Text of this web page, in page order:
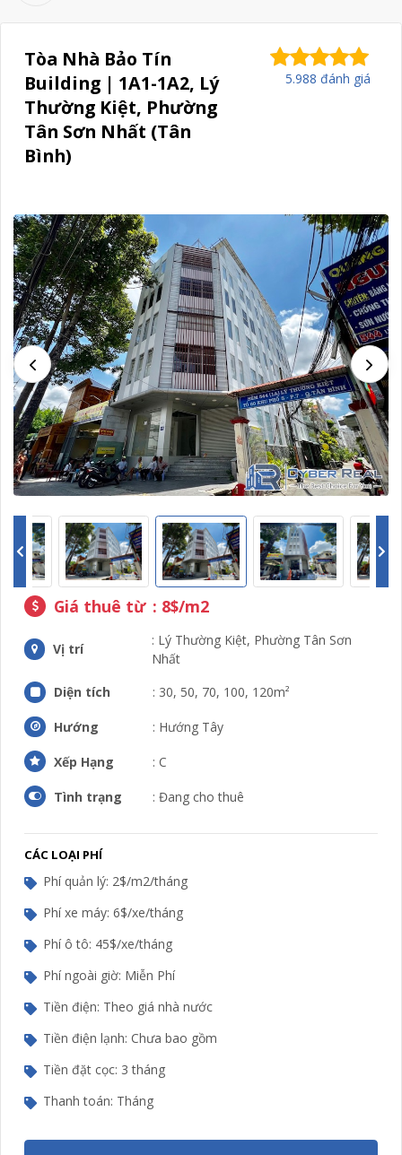
Tòa Nhà Bảo Tín
Building | 1A1-1A2, Lý
Thường Kiệt, Phường
Tân Sơn Nhất (Tân
Bình)
5.988 đánh giá
Giá thuê từ : 8$/m2
Vị trí
: Lý Thường Kiệt, Phường Tân Sơn
Nhất
Diện tích
: 30, 50, 70, 100, 120m²
Hướng : Hướng Tây
Xếp Hạng : C
Tình trạng : Đang cho thuê
CÁC LOẠI PHÍ
Phí quản lý: 2$/m2/tháng
Phí xe máy: 6$/xe/tháng
Phí ô tô: 45$/xe/tháng
Phí ngoài giờ: Miễn Phí
Tiền điện: Theo giá nhà nước
Tiền điện lạnh: Chưa bao gồm
Tiền đặt cọc: 3 tháng
Thanh toán: Tháng